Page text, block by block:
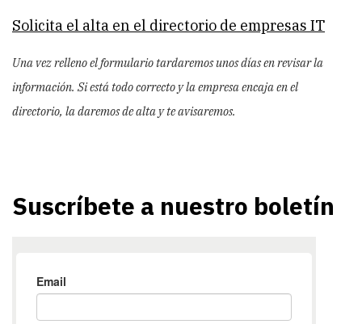
Solicita el alta en el directorio de empresas IT
Una vez relleno el formulario tardaremos unos días en revisar la
información. Si está todo correcto y la empresa encaja en el
directorio, la daremos de alta y te avisaremos.
Suscríbete a nuestro boletín